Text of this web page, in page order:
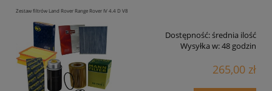
Zestaw filtrów Land Rover Range Rover IV 4.4 D V8
Dostępność:średnia ilość
Wysyłka w:48 godzin
265,00 zł